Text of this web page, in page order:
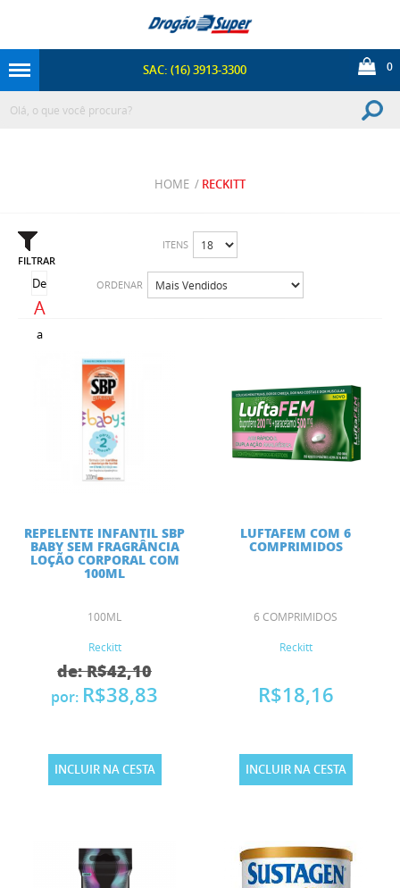
SAC: (16) 3913-3300 0
HOME / RECKITT
ITENS
ORDENAR
FILTRAR
De
A
a
REPELENTE INFANTIL SBP
BABY SEM FRAGRÂNCIA
LOÇÃO CORPORAL COM
100ML
100ML
Reckitt
de: R$42,10
por: R$38,83
INCLUIR NA CESTA
LUFTAFEM COM 6
COMPRIMIDOS
6 COMPRIMIDOS
Reckitt
R$18,16
INCLUIR NA CESTA